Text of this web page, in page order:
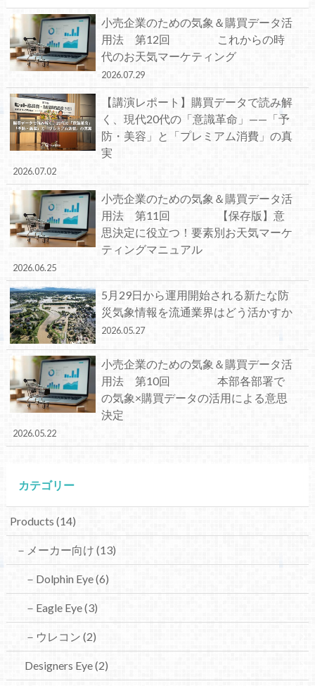
小売企業のための気象＆購買データ活
用法 第12回 これからの時
代のお天気マーケティング
2026.07.29
【講演レポート】購買データで読み解
く、現代20代の「意識革命」——「予
防・美容」と「プレミアム消費」の真
実
2026.07.02
小売企業のための気象＆購買データ活
用法 第11回 【保存版】意
思決定に役立つ！要素別お天気マーケ
ティングマニュアル
2026.06.25
5月29日から運用開始される新たな防
災気象情報を流通業界はどう活かすか
2026.05.27
小売企業のための気象＆購買データ活
用法 第10回 本部各部署で
の気象×購買データの活用による意思
決定
2026.05.22
カテゴリー
Products (14)
－メーカー向け (13)
－Dolphin Eye(6)
－Eagle Eye(3)
－ウレコン (2)
Designers Eye(2)